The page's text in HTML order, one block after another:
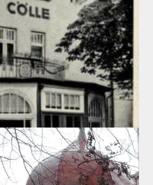
4
котором провела лучшие
художница Кэте Кольвиц
11
великанами, вилла
самого начала 20 века.